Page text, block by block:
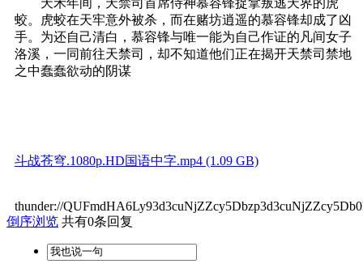
蛟。虎蛟在天牢意外被杀，而在赌坊逍遥的慕容锋却成了凶
手。为还自己清白，慕容锋与唯一能为自己作证的凡间女子
洛溪，一同前往天禁司，却不知道他们正在揭开天禁司禁地
之中蠢蠢欲动的阴谋
斗战苍穹.1080p.HD国语中字.mp4 (1.09 GB)
thunder://
倒序浏览 共有0条回复